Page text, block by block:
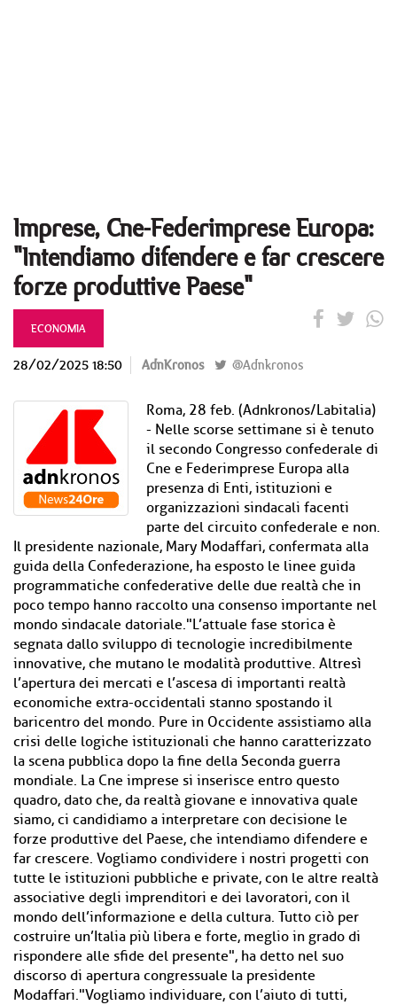
Imprese, Cne-Federimprese Europa:
"Intendiamo difendere e far crescere
forze produttive Paese"
ECONOMIA
28/02/2025 18:50 AdnKronos @Adnkronos
Roma, 28 feb. (Adnkronos/Labitalia)
- Nelle scorse settimane si è tenuto
il secondo Congresso confederale di
Cne e Federimprese Europa alla
presenza di Enti, istituzioni e
organizzazioni sindacali facenti
parte del circuito confederale e non.
Il presidente nazionale, Mary Modaffari, confermata alla
guida della Confederazione, ha esposto le linee guida
programmatiche confederative delle due realtà che in
poco tempo hanno raccolto una consenso importante nel
mondo sindacale datoriale."L’attuale fase storica è
segnata dallo sviluppo di tecnologie incredibilmente
innovative, che mutano le modalità produttive. Altresì
l’apertura dei mercati e l’ascesa di importanti realtà
economiche extra-occidentali stanno spostando il
baricentro del mondo. Pure in Occidente assistiamo alla
crisi delle logiche istituzionali che hanno caratterizzato
la scena pubblica dopo la fine della Seconda guerra
mondiale. La Cne imprese si inserisce entro questo
quadro, dato che, da realtà giovane e innovativa quale
siamo, ci candidiamo a interpretare con decisione le
forze produttive del Paese, che intendiamo difendere e
far crescere. Vogliamo condividere i nostri progetti con
tutte le istituzioni pubbliche e private, con le altre realtà
associative degli imprenditori e dei lavoratori, con il
mondo dell’informazione e della cultura. Tutto ciò per
costruire un’Italia più libera e forte, meglio in grado di
rispondere alle sfide del presente", ha detto nel suo
discorso di apertura congressuale la presidente
Modaffari."Vogliamo individuare, con l’aiuto di tutti,